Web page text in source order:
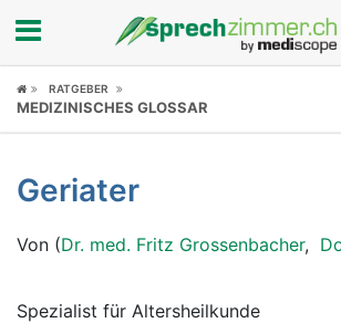
Fokus
Symptome
Untersuchungen
News
RATGEBER
MEDIZINISCHES GLOSSAR
Geriater
Von (Dr. med. Fritz Grossenbacher,
Spezialist für Altersheilkunde